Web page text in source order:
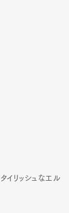
イリッシュなエル